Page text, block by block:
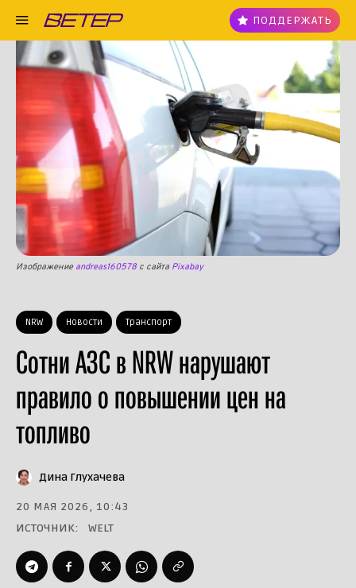
ПОДДЕРЖАТЬ
NRW Новости Транспорт
Сотни АЗС в NRW нарушают
правило о повышении цен на
топливо
Изображение andreas160578 с сайта Pixabay
Дина Глухачева
20 МАЯ 2026, 10:43
ИСТОЧНИК:
WELT